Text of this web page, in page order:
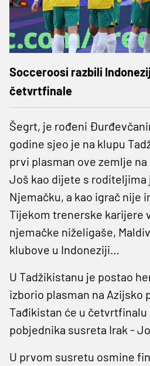
Socceroosi razbili
četvrtfinale
Šegrt, je rođeni
godine sjeo je na klupu
prvi plasman ove zemlje
Još kao dijete s roditeljima
Njemačku, a kao igrač nije
Tijekom trenerske karijere
njemačke niželigaše,
klubove u Indoneziji…
U Tadžikistanu je postao
izborio plasman na Azijsko
Tađikistan će u
pobjednika susreta Irak -
U prvom susretu osmine